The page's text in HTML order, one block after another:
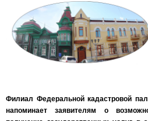
Филиал Федеральной кадастровой
напоминает заявителям о